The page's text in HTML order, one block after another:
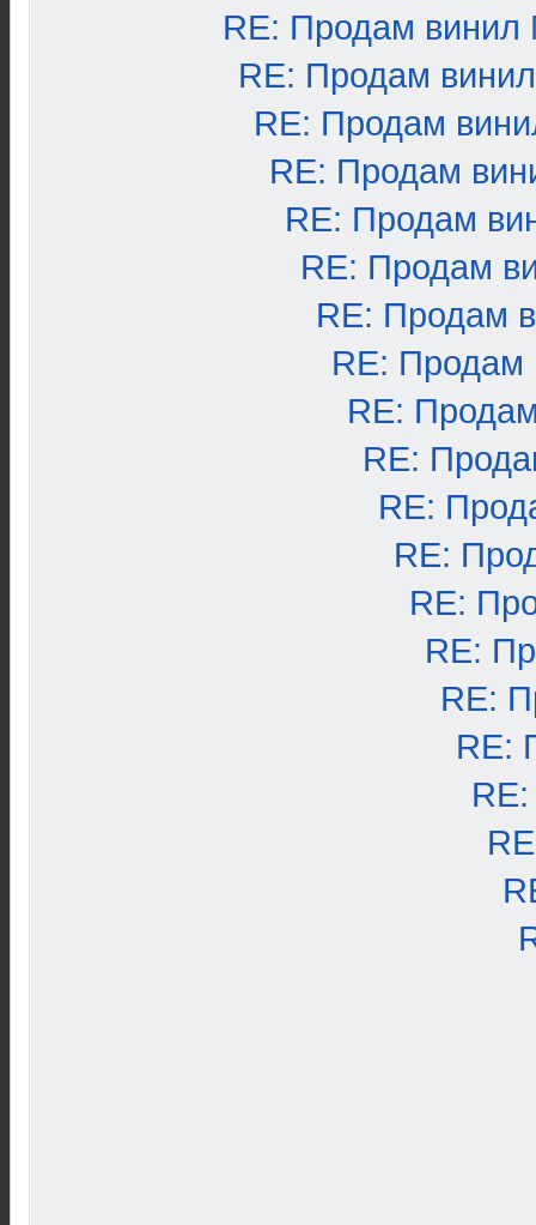
RE: Продам винил
RE: Продам
RE: Продам
RE: Продам
RE: Продам
RE: Продам
RE: Продам
RE: Продам
RE:
RE:
RE:
RE:
RE:
RE:
RE:
RE: